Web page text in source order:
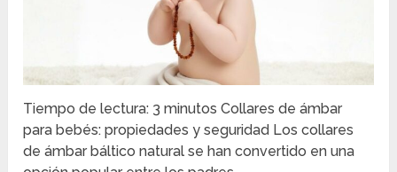
Tiempo de lectura: 3 minutos Collares de ámbar
para bebés: propiedades y seguridad Los collares
de ámbar báltico natural se han convertido en una